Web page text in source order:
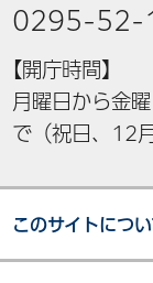
0295-52-
【開庁時間】
月曜日から金
で（祝日、12
このサイトにつ